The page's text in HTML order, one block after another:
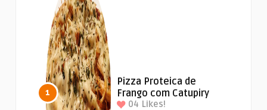
1
Pizza Proteica de
Frango com Catupiry
04 Likes!